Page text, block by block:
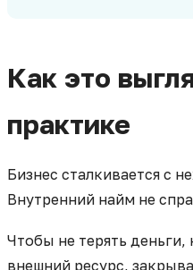
Как это
практике
Бизнес сталкивается с
Внутренний найм не
Чтобы не терять
внешний ресурс,